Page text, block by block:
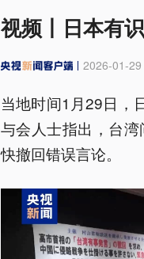
视频丨日本有
2026-01-
当地时间1月29日，
与会人士指出，台
快撤回错误言论。